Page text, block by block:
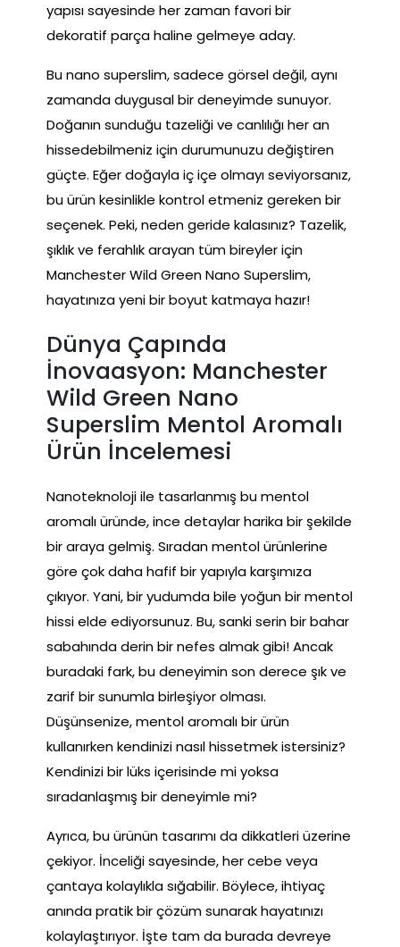
yapısı sayesinde her zaman favori bir
dekoratif parça haline gelmeye aday.
Bu nano superslim, sadece görsel değil, aynı
zamanda duygusal bir deneyimde sunuyor.
Doğanın sunduğu tazeliği ve canlılığı her an
hissedebilmeniz için durumunuzu değiştiren
güçte. Eğer doğayla iç içe olmayı seviyorsanız,
bu ürün kesinlikle kontrol etmeniz gereken bir
seçenek. Peki, neden geride kalasınız? Tazelik,
şıklık ve ferahlık arayan tüm bireyler için
Manchester Wild Green Nano Superslim,
hayatınıza yeni bir boyut katmaya hazır!
Dünya Çapında
İnovaasyon: Manchester
Wild Green Nano
Superslim Mentol Aromalı
Ürün İncelemesi
Nanoteknoloji ile tasarlanmış bu mentol
aromalı üründe, ince detaylar harika bir şekilde
bir araya gelmiş. Sıradan mentol ürünlerine
göre çok daha hafif bir yapıyla karşımıza
çıkıyor. Yani, bir yudumda bile yoğun bir mentol
hissi elde ediyorsunuz. Bu, sanki serin bir bahar
sabahında derin bir nefes almak gibi! Ancak
buradaki fark, bu deneyimin son derece şık ve
zarif bir sunumla birleşiyor olması.
Düşünsenize, mentol aromalı bir ürün
kullanırken kendinizi nasıl hissetmek istersiniz?
Kendinizi bir lüks içerisinde mi yoksa
sıradanlaşmış bir deneyimle mi?
Ayrıca, bu ürünün tasarımı da dikkatleri üzerine
çekiyor. İnceliği sayesinde, her cebe veya
çantaya kolaylıkla sığabilir. Böylece, ihtiyaç
anında pratik bir çözüm sunarak hayatınızı
kolaylaştırıyor. İşte tam da burada devreye